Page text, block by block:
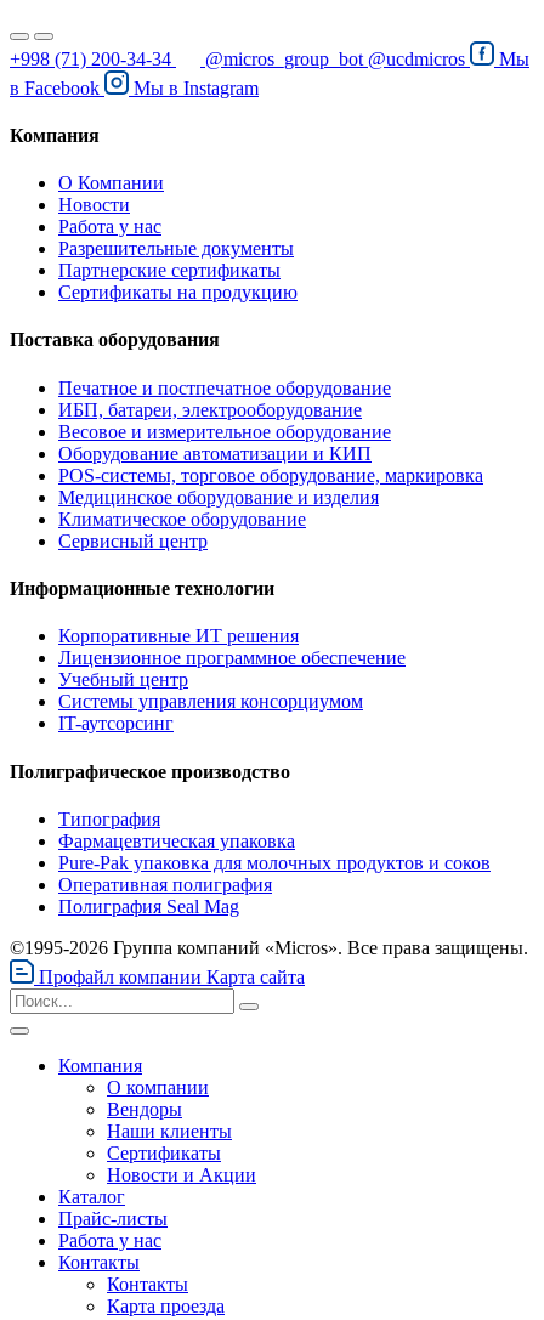
+998 (71) 200-34-34 @micros_group_bot @ucdmicros
Мы
в Facebook Мы в Instagram
Компания
О Компании
Новости
Работа у нас
Разрешительные документы
Партнерские сертификаты
Сертификаты на продукцию
Поставка оборудования
Печатное и постпечатное оборудование
ИБП, батареи, электрооборудование
Весовое и измерительное оборудование
Оборудование автоматизации и КИП
POS-системы, торговое оборудование, маркировка
Медицинское оборудование и изделия
Климатическое оборудование
Сервисный центр
Информационные технологии
Корпоративные ИТ решения
Лицензионное программное обеспечение
Учебный центр
Системы управления консорциумом
IT-аутсорсинг
Полиграфическое производство
Типография
Фармацевтическая упаковка
Pure-Pak упаковка для молочных продуктов и соков
Оперативная полиграфия
Полиграфия Seal Mag
©1995-2026 Группа компаний «Micros». Все права защищены.
Профайл компании Карта сайта
Компания
О компании
Вендоры
Наши клиенты
Сертификаты
Новости и Акции
Каталог
Прайс-листы
Работа у нас
Контакты
Контакты
Карта проезда